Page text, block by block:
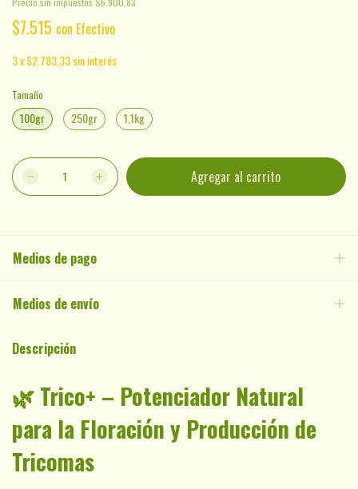
$7.515 con Efectivo
3x$2.783,33sin interés
Tamaño
100gr 250gr 1,1kg
Medios de pago
Medios de envío
Descripción
🌿Trico+ – Potenciador Natural
para la Floración y Producción de
Tricomas